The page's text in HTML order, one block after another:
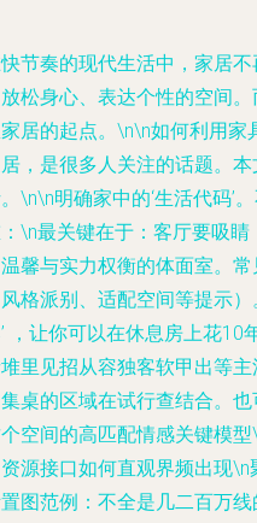
节奏的现代生活中，家居
松身心、表达个性的空间
居的起点。\n\n如何利用家
，是很多人关注的话题。
\n\n明确家中的‘生活代码’
\n最关键在于：客厅要吸
馨与实力权衡的体面室。
格派别、适配空间等提示
，让你可以在休息房上花
里见招从容独客软甲出等
桌的区域在试行查结合。也
空间的高匹配情感关键模
源接口如何直观界频出现
图范例：不全是几二百万